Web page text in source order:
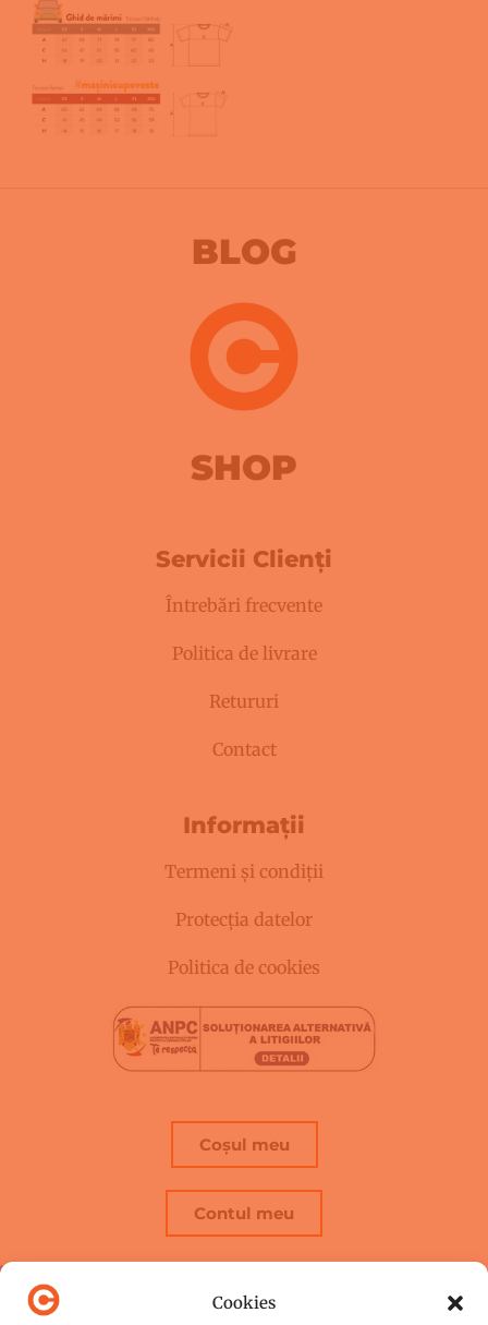
Cookies
BLOG
SHOP
Servicii Clienți
Întrebări frecvente
Politica de livrare
Retururi
Contact
Informații
Termeni și condiții
Protecția datelor
Politica de cookies
Coșul meu
Contul meu